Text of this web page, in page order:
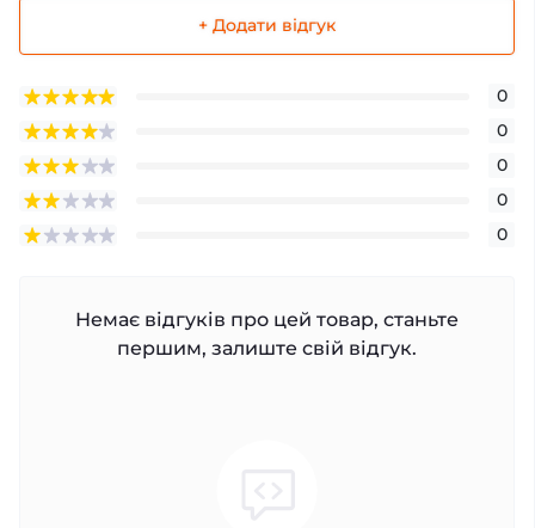
+ Додати відгук
0
0
0
0
0
Немає відгуків про цей товар, станьте
першим, залиште свій відгук.